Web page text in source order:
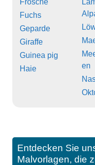
Fuchs
Geparde
Giraffe
Guinea pig
Haie
en
Entdecken Sie
Malvorlagen, die